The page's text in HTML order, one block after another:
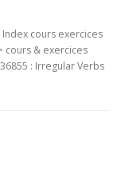
cours exercices
cours & exercices
: Irregular Verbs